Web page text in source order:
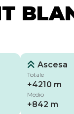
Ascesa
Totale
+4210 m
Medio
+842 m